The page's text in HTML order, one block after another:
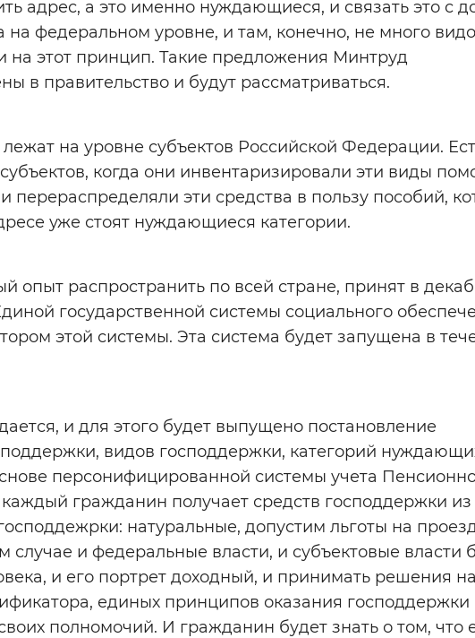
адрес, а это именно нуждающиеся, и связать это с
на федеральном уровне, и там, конечно, не много
на этот принцип. Такие предложения Минтруд
в правительство и будут рассматриваться.
на уровне субъектов Российской Федерации.
когда они инвентаризировали эти виды
перераспределяли эти средства в пользу пособий,
уже стоят нуждающиеся категории.
опыт распространить по всей стране, принят в
государственной системы социального
этой системы. Эта система будет запущена в
и для этого будет выпущено постановление
видов господдержки, категорий
персонифицированной системы учета
гражданин получает средств господдержки из
натуральные, допустим льготы на
случае и федеральные власти, и субъектовые власти
и его портрет доходный, и принимать решения
единых принципов оказания господдержки
полномочий. И гражданин будет знать о том, что